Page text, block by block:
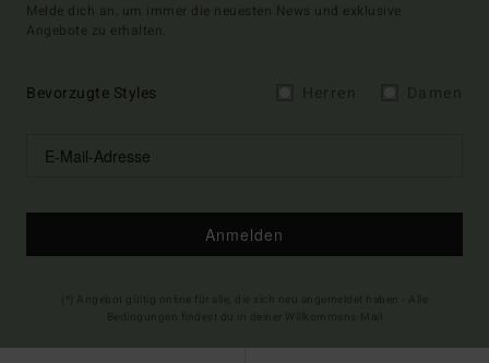
Melde dich an, um immer die neuesten News und exklusive
Angebote zu erhalten.
Bevorzugte Styles
Anmelden